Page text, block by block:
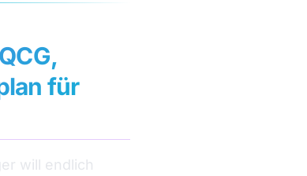
für
will endlich